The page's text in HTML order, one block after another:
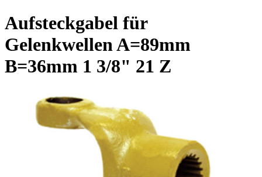
Aufsteckgabel für
Gelenkwellen A=89mm
B=36mm 1 3/8" 21 Z